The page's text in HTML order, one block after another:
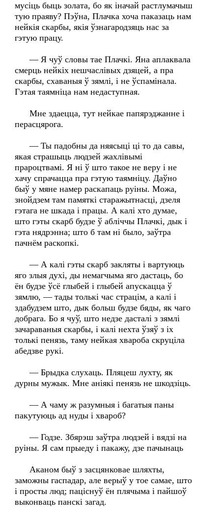
мусіць быць золата, бо як іначай растлумачыш
тую праяву? Пэўна, Плачка хоча паказаць нам
нейкія скарбы, якія ўзнагародзяць нас за
гэтую працу.
— Я чуў словы тае Плачкі. Яна аплаквала
смерць нейкіх нешчаслівых дзяцей, а пра
скарбы, схаваныя ў зямлі, і не ўспамінала.
Гэтая таямніца нам недаступная.
Мне здаецца, тут нейкае папярэджанне і
перасцярога.
— Ты падобны да няясыці ці то да савы,
якая страшыць людзей жахлівымі
прароцтвамі. Я ні ў што такое не веру і не
хачу спрачацца пра гэтую таямніцу. Даўно
быў у мяне намер раскапаць руіны. Можа,
знойдзем там памяткі старажытнасці, дзеля
гэтага не шкада і працы. А калі хто думае,
што гэты скарб будзе ў абліччы Плачкі, дык і
гэта нядрэнна; што б там ні было, заўтра
пачнём раскопкі.
— А калі гэты скарб закляты і вартуюць
яго злыя духі, ды немагчыма яго дастаць, бо
ён будзе ўсё глыбей і глыбей апускацца ў
зямлю, — тады толькі час страцім, а калі і
здабудзем што, дык больш будзе бяды, як чаго
добрага. Бо я чуў, што недзе дасталі з зямлі
зачараваныя скарбы, і калі нехта ўзяў з іх
толькі пенязь, таму нейкая хвароба скруціла
абедзве рукі.
— Брыдка слухаць. Пляцеш лухту, як
дурны мужык. Мне аніякі пенязь не шкодзіць.
— А чаму ж разумныя і багатыя паны
пакутуюць ад нуды і хвароб?
— Годзе. Збярэш заўтра людзей і вядзі на
руіны. Я сам прыеду і пакажу, дзе пачынаць
Аканом быў з засцянковае шляхты,
заможны гаспадар, але верыў у тое самае, што
і просты люд; паціснуў ён плячыма і пайшоў
выконваць панскі загад.